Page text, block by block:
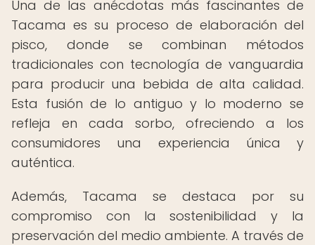
Una de las anécdotas más fascinantes de
Tacama es su proceso de elaboración del
pisco, donde se combinan métodos
tradicionales con tecnología de vanguardia
para producir una bebida de alta calidad.
Esta fusión de lo antiguo y lo moderno se
refleja en cada sorbo, ofreciendo a los
consumidores una experiencia única y
auténtica.
Además, Tacama se destaca por su
compromiso con la sostenibilidad y la
preservación del medio ambiente. A través de